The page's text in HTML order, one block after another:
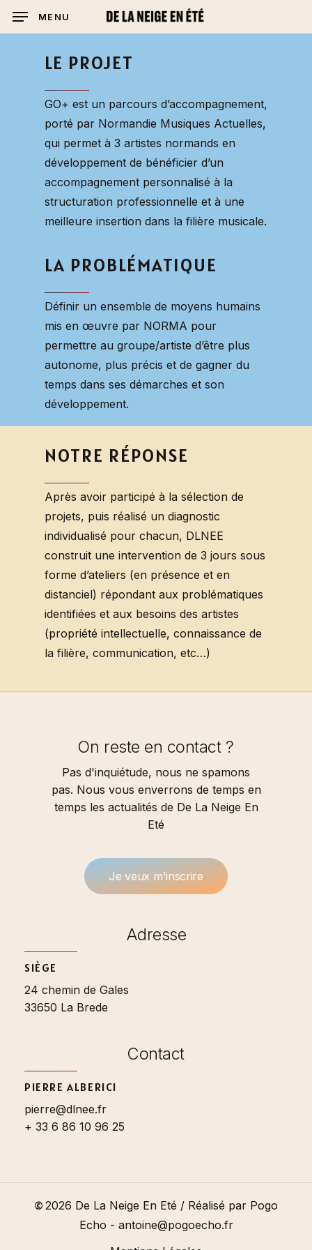
Skip
MENU
LE PROJET
GO+ est un parcours d’accompagnement,
porté par Normandie Musiques Actuelles,
qui permet à 3 artistes normands en
développement de bénéficier d’un
accompagnement personnalisé à la
structuration professionnelle et à une
meilleure insertion dans la filière musicale.
LA PROBLÉMATIQUE
Définir un ensemble de moyens humains
mis en œuvre par NORMA pour
permettre au groupe/artiste d’être plus
autonome, plus précis et de gagner du
temps dans ses démarches et son
développement.
NOTRE RÉPONSE
Après avoir participé à la sélection de
projets, puis réalisé un diagnostic
individualisé pour chacun, DLNEE
construit une intervention de 3 jours sous
forme d’ateliers (en présence et en
distanciel) répondant aux problématiques
identifiées et aux besoins des artistes
(propriété intellectuelle, connaissance de
la filière, communication, etc…)
On reste en contact ?
Pas d'inquiétude, nous ne spamons
pas. Nous vous enverrons de temps en
temps les actualités de De La Neige En
Eté
Je veux m'inscrire
Adresse
SIÈGE
24 chemin de Gales
33650 La Brede
Contact
PIERRE ALBERICI
pierre@dlnee.fr
+ 33 6 86 10 96 25
© 2026 De La Neige En Eté / Réalisé par Pogo
Echo - antoine@pogoecho.fr